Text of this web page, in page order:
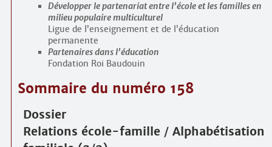
Développer le partenariat entre l’école et les familles en
milieu populaire multiculturel
Ligue de l’enseignement et de l’éducation
permanente
Partenaires dans l’éducation
Fondation Roi Baudouin
Sommaire du numéro 158
Dossier
Relations école-famille / Alphabétisation